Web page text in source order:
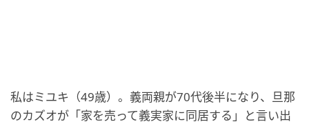
私はミユキ（49歳）。義両親が70代後半になり、旦那
のカズオが「家を売って義実家に同居する」と言い出